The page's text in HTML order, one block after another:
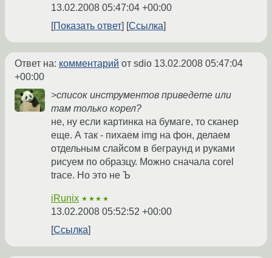
13.02.2008 05:47:04 +00:00
Показать ответ
Ссылка
Ответ на: комментарий от sdio 13.02.2008 05:47:04
+00:00
>список инструментов приведете или
там только корел?
не, ну если картинка на бумаге, то сканер
еще. А так - пихаем img на фон, делаем
отдельным слайсом в беграунд и руками
рисуем по образцу. Можно сначала corel
trace. Но это не Ъ
iRunix ★★★★
13.02.2008 05:52:52 +00:00
Ссылка